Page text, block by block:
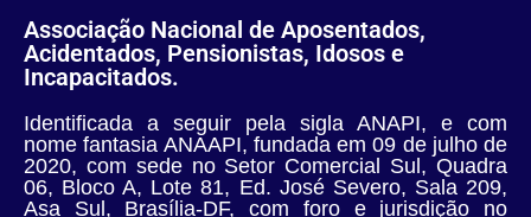
Associação Nacional de Aposentados,
Acidentados, Pensionistas, Idosos e
Incapacitados.
Identificada a seguir pela sigla ANAPI, e com
nome fantasia ANAAPI, fundada em 09 de julho de
2020, com sede no Setor Comercial Sul, Quadra
06, Bloco A, Lote 81, Ed. José Severo, Sala 209,
Asa Sul, Brasília-DF, com foro e jurisdição no